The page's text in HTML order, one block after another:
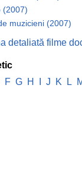
(2007)
muzicieni (2007)
detaliată filme
F G H J K L